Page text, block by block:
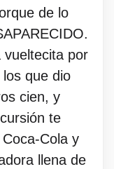
de lo
vueltecita por
que dio
cien, y
te
Coca-Cola y
llena de